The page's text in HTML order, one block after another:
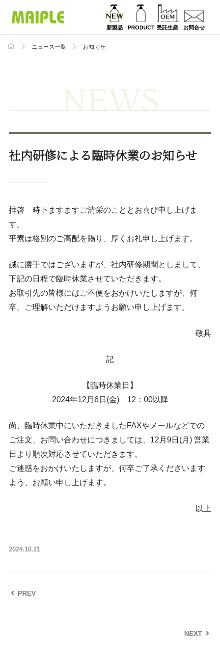
新製品 PRODUCT 受託生産 お問合せ
ニュース一覧 お知らせ
NEWS
社内研修による臨時休業のお知らせ
拝啓 時下ますますご清栄のこととお喜び申し上げま
す。
平素は格別のご高配を賜り、厚くお礼申し上げます。
誠に勝手ではございますが、社内研修期間としまして、
下記の日程で臨時休業させていただきます。
お取引先の皆様にはご不便をおかけいたしますが、何
卒、ご理解いただけますようお願い申し上げます。
敬具
記
【臨時休業日】
2024年12月6日(金) 12：00以降
尚、臨時休業中にいただきましたFAXやメールなどでの
ご注文、お問い合わせにつきましては、12月9日(月) 営業
日より順次対応させていただきます。
ご迷惑をおかけいたしますが、何卒ご了承くださいます
よう、お願い申し上げます。
以上
2024.10.21
PREV
NEXT